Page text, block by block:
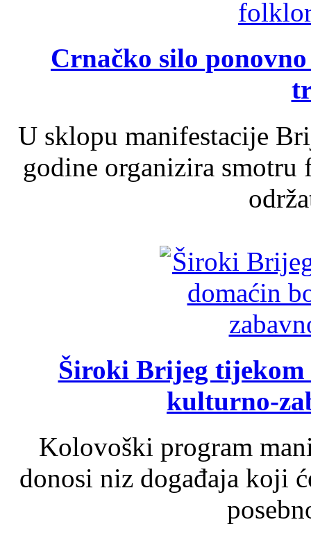
Crnačko silo
U sklopu manifestacije
godine organizira
Široki Brijeg tijekom
kulturno-
Kolovoški program
donosi niz događaja koji